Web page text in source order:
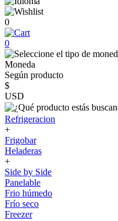
0
0
Moneda
Según producto
$
USD
Refrigeracion
+
Frigobar
Heladeras
+
Side by Side
Panelable
Frio húmedo
Frío seco
Freezer